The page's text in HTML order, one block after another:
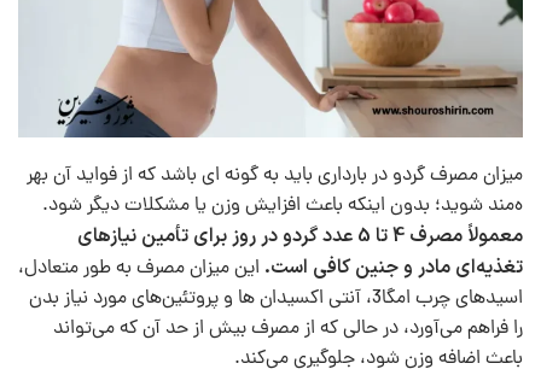
میزان مصرف گردو در بارداری باید به گونه‌ ای باشد که از فواید آن بهر
ه‌مند شوید؛ بدون اینکه باعث افزایش وزن یا مشکلات دیگر شود.
معمولاً مصرف 4 تا 5 عدد گردو در روز برای تأمین نیازهای
تغذیه‌ای مادر و جنین کافی است. این میزان مصرف به طور متعادل،
اسیدهای چرب امگا3، آنتی‌ اکسیدان‌ ها و پروتئین‌های مورد نیاز بدن
را فراهم می‌آورد، در حالی که از مصرف بیش از حد آن که می‌تواند
باعث اضافه وزن شود، جلوگیری می‌کند.